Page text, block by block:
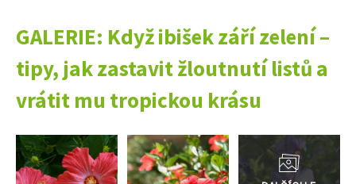
74 Kč
Objednat >
GALERIE: Když ibišek září zelení –
tipy, jak zastavit žloutnutí listů a
vrátit mu tropickou krásu
Přejít
do